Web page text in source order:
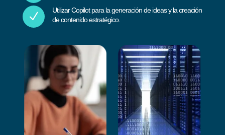
N
Utilizar Copilot para la generación de ideas y la creación
de contenido estratégico.